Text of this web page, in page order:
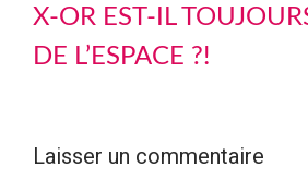
X-OR EST-IL
DE L’ESPACE ?!
Laisser un commentaire